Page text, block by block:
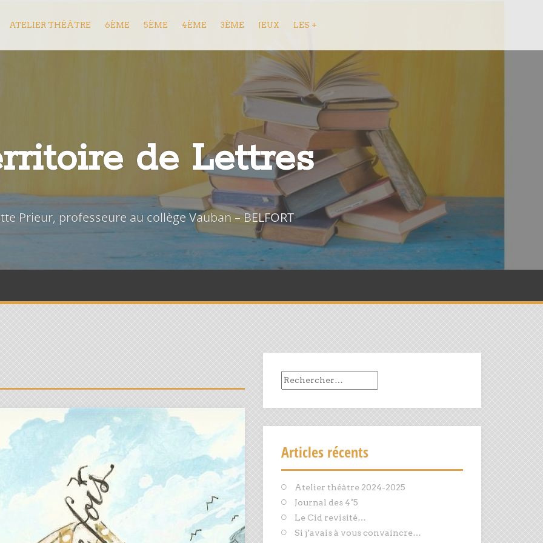
ATELIER THÉÂTRE 6ÈME 5ÈME 4ÈME 3ÈME JEUX LES +
de Lettres
Prieur, professeure au collège Vauban – BELFORT
Rechercher :
Articles récents
Atelier théâtre 2024-2025
Journal des 4°5
Le Cid revisité…
Si j’avais à vous convaincre…